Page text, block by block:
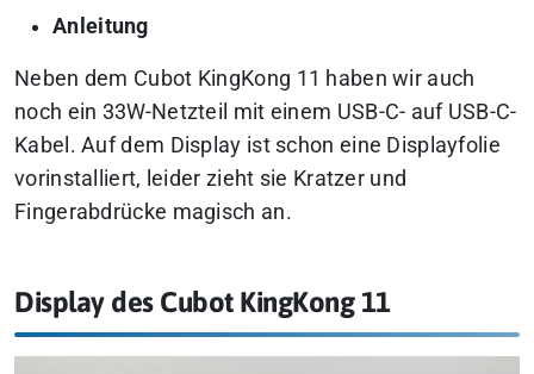
Anleitung
Neben dem Cubot KingKong 11 haben wir auch
noch ein 33W-Netzteil mit einem USB-C- auf USB-C-
Kabel. Auf dem Display ist schon eine Displayfolie
vorinstalliert, leider zieht sie Kratzer und
Fingerabdrücke magisch an.
Display des Cubot KingKong 11